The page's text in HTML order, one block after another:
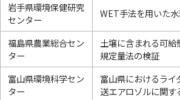
岩手県環境保健研究
センター
WET手法を用いた
福島県農業総合セン
ター
土壌に含まれる可
規定量法の検証
富山県環境科学セン
ター
富山県におけるラ
送エアロゾルに関す